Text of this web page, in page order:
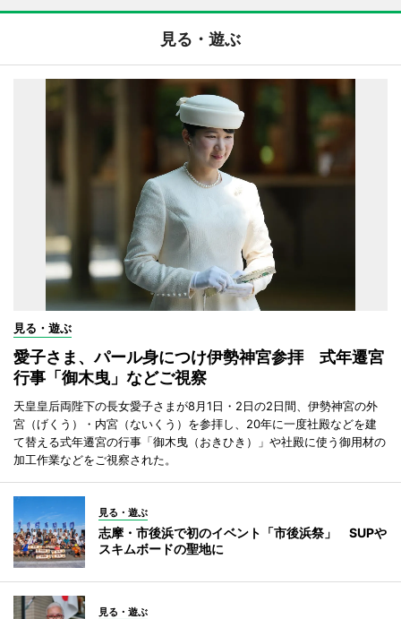
見る・遊ぶ
見る・遊ぶ
愛子さま、パール身につけ伊勢神宮参拝 式年遷宮
行事「御木曳」などご視察
天皇皇后両陛下の長女愛子さまが8月1日・2日の2日間、伊勢神宮の外
宮（げくう）・内宮（ないくう）を参拝し、20年に一度社殿などを建
て替える式年遷宮の行事「御木曳（おきひき）」や社殿に使う御用材の
加工作業などをご視察された。
見る・遊ぶ
志摩・市後浜で初のイベント「市後浜祭」 SUPや
スキムボードの聖地に
見る・遊ぶ